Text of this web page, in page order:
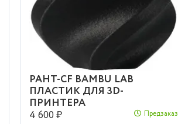
PAHT-CF BAMBU LAB
ПЛАСТИК ДЛЯ 3D-
ПРИНТЕРА
4 600 ₽
Предзаказ